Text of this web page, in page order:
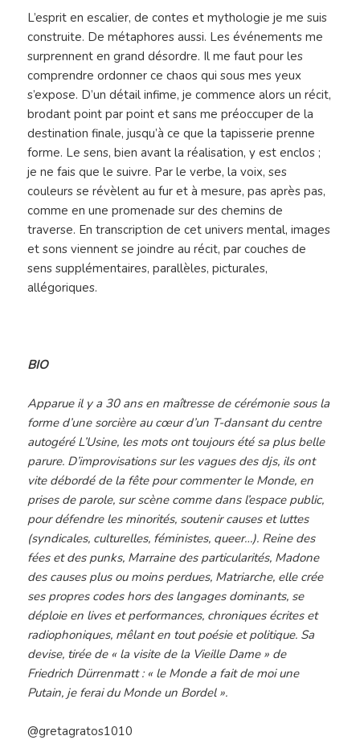
L’esprit en escalier, de contes et mythologie je me suis
construite. De métaphores aussi. Les événements me
surprennent en grand désordre. Il me faut pour les
comprendre ordonner ce chaos qui sous mes yeux
s’expose. D’un détail infime, je commence alors un récit‚
brodant point par point et sans me préoccuper de la
destination finale‚ jusqu’à ce que la tapisserie prenne
forme. Le sens‚ bien avant la réalisation‚ y est enclos ;
je ne fais que le suivre. Par le verbe‚ la voix‚ ses
couleurs se révèlent au fur et à mesure‚ pas après pas,
comme en une promenade sur des chemins de
traverse. En transcription de cet univers mental‚ images
et sons viennent se joindre au récit‚ par couches de
sens supplémentaires‚ parallèles‚ picturales‚
allégoriques.
BIO
Apparue il y a 30 ans en maîtresse de cérémonie sous la
forme d’une sorcière au cœur d’un T-dansant du centre
autogéré L’Usine‚ les mots ont toujours été sa plus belle
parure. D’improvisations sur les vagues des djs, ils ont
vite débordé de la fête pour commenter le Monde, en
prises de parole‚ sur scène comme dans l’espace public‚
pour défendre les minorités‚ soutenir causes et luttes
(syndicales, culturelles, féministes, queer…). Reine des
fées et des punks, Marraine des particularités, Madone
des causes plus ou moins perdues‚ Matriarche, elle crée
ses propres codes hors des langages dominants, se
déploie en lives et performances, chroniques écrites et
radiophoniques, mêlant en tout poésie et politique. Sa
devise‚ tirée de « la visite de la Vieille Dame » de
Friedrich Dürrenmatt : « le Monde a fait de moi une
Putain‚ je ferai du Monde un Bordel ».
@gretagratos1010